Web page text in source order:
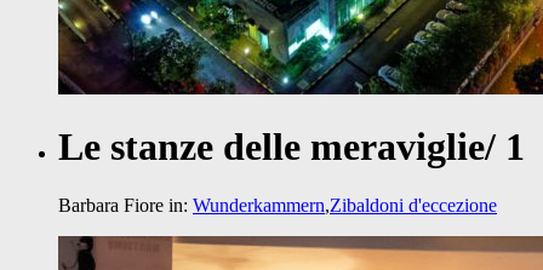
Le stanze delle meraviglie/ 1
Barbara Fiore in: Wunderkammern,Zibaldoni d'eccezione